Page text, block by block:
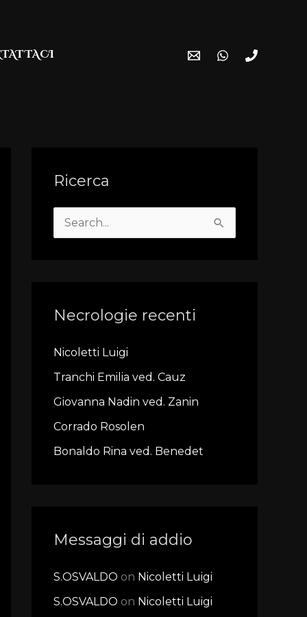
Ricerca
c
f
o
r
:
Necrologie recenti
Nicoletti Luigi
Tranchi Emilia ved. Cauz
Giovanna Nadin ved. Zanin
Corrado Rosolen
Bonaldo Rina ved. Benedet
Messaggi di addio
S.OSVALDO on Nicoletti Luigi
S.OSVALDO on Nicoletti Luigi